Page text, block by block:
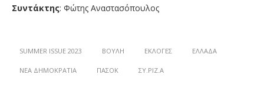
Συντάκτης: Φώτης Αναστασόπουλος
SUMMER ISSUE 2023 ΒΟΥΛΉ ΕΚΛΟΓΈΣ ΕΛΛΆΔΑ
ΝΈΑ ΔΗΜΟΚΡΑΤΊΑ ΠΑΣΟΚ ΣΥ.ΡΙΖ.Α